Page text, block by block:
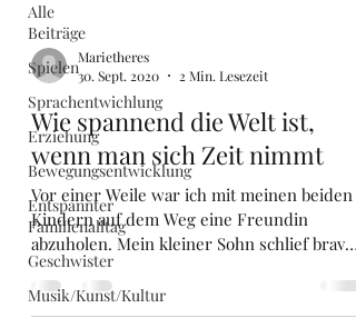
Alle
Beiträge
Spielen
Sprachentwichlung
Erziehung
Bewegungsentwicklung
Entspannter
Familienalltag
Geschwister
Musik/Kunst/Kultur
Marietheres
30. Sept. 2020
2 Min. Lesezeit
Wie spannend die Welt ist,
wenn man sich Zeit nimmt
Vor einer Weile war ich mit meinen beiden
Kindern auf dem Weg eine Freundin
abzuholen. Mein kleiner Sohn schlief brav
im Wagen und meine...